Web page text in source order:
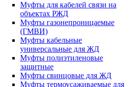
Муфты для кабелей связи на
объектах РЖД
Муфты газонепроницаемые
(ГМВИ)
Муфты кабельные
универсальные для ЖД
Муфты полиэтиленовые
защитные
Муфты свинцовые для ЖД
Муфты термоусаживаемые для